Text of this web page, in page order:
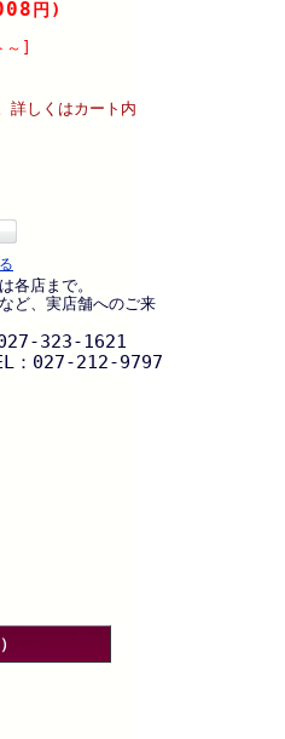
円)
]
詳しくはカート内
各店まで。
ど、実店舗へのご来
323-1621
：027-212-9797